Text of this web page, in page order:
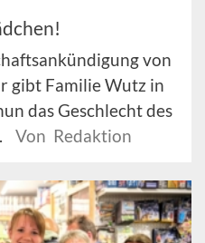
von
gibt Familie Wutz in
das Geschlecht des
Von Redaktion